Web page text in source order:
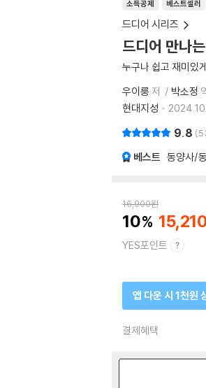
소득공제 베스트셀러
드디어 시리즈
드디어 만나
누구나 쉽고 재미있
우이룽 저 박소정
현대지성
9.8
베스트 동양사/
16,900원
10
YES포인트
앱 다운 시 1천원
결제혜택